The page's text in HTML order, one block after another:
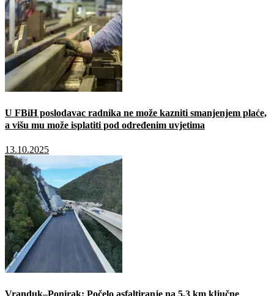
U FBiH poslodavac radnika ne može kazniti smanjenjem plaće,
a višu mu može isplatiti pod određenim uvjetima
13.10.2025